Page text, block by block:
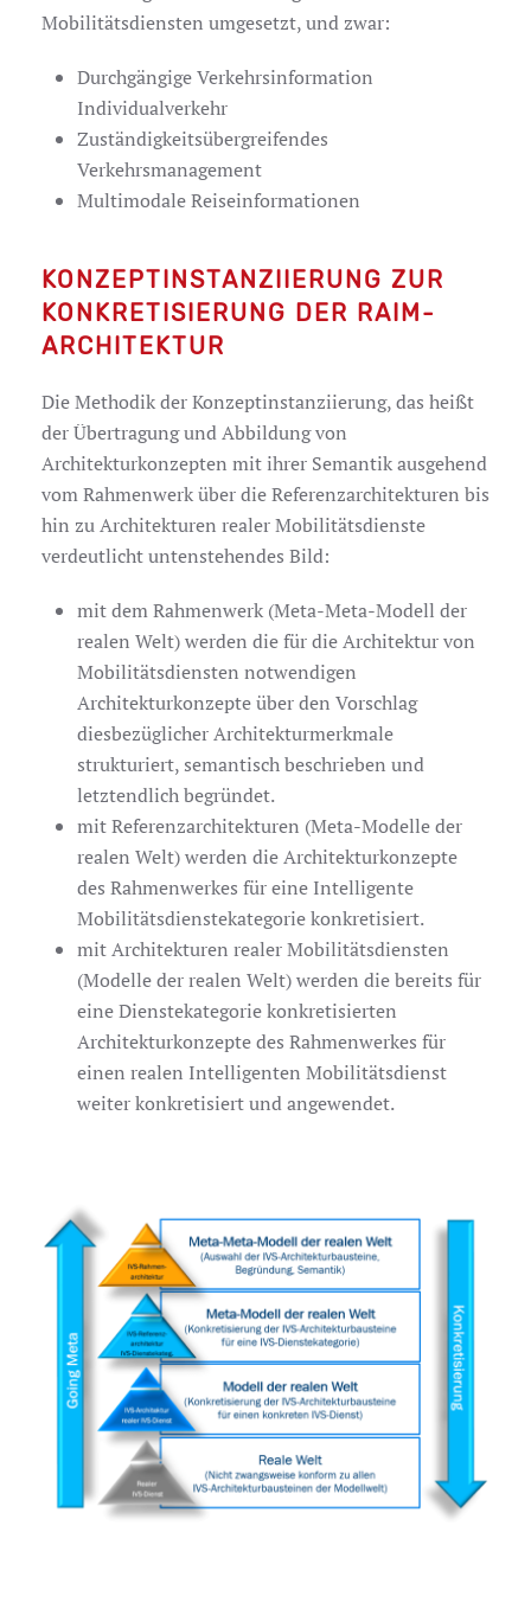
Mobilitätsdiensten umgesetzt, und zwar:
Durchgängige Verkehrsinformation
Individualverkehr
Zuständigkeitsübergreifendes
Verkehrsmanagement
Multimodale Reiseinformationen
KONZEPTINSTANZIIERUNG ZUR
KONKRETISIERUNG DER RAIM-
ARCHITEKTUR
Die Methodik der Konzeptinstanziierung, das heißt
der Übertragung und Abbildung von
Architekturkonzepten mit ihrer Semantik ausgehend
vom Rahmenwerk über die Referenzarchitekturen bis
hin zu Architekturen realer Mobilitätsdienste
verdeutlicht untenstehendes Bild:
mit dem Rahmenwerk (Meta-Meta-Modell der
realen Welt) werden die für die Architektur von
Mobilitätsdiensten notwendigen
Architekturkonzepte über den Vorschlag
diesbezüglicher Architekturmerkmale
strukturiert, semantisch beschrieben und
letztendlich begründet.
mit Referenzarchitekturen (Meta-Modelle der
realen Welt) werden die Architekturkonzepte
des Rahmenwerkes für eine Intelligente
Mobilitätsdienstekategorie konkretisiert.
mit Architekturen realer Mobilitätsdiensten
(Modelle der realen Welt) werden die bereits für
eine Dienstekategorie konkretisierten
Architekturkonzepte des Rahmenwerkes für
einen realen Intelligenten Mobilitätsdienst
weiter konkretisiert und angewendet.